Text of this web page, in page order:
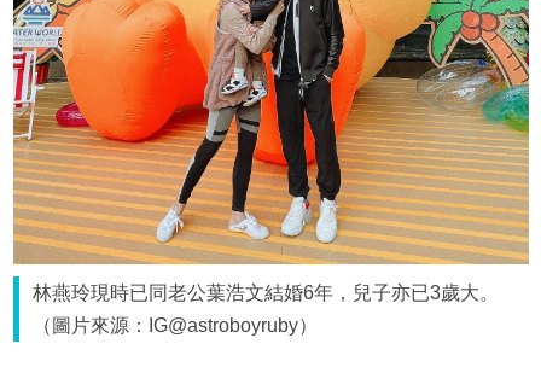
林燕玲現時已同老公葉浩文結婚6年，兒子亦已3歲大。
（圖片來源：IG@astroboyruby）